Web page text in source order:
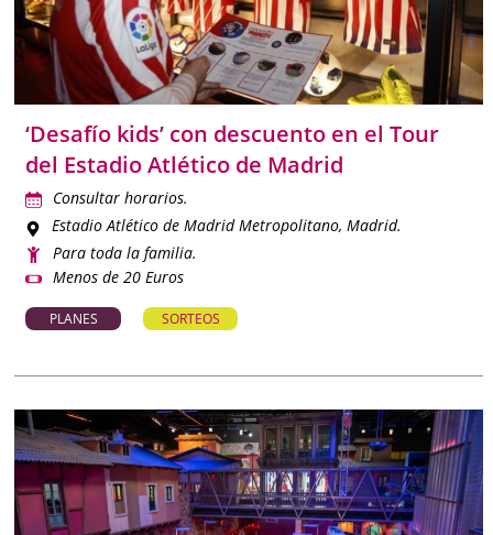
‘Desafío kids’ con descuento en el Tour
del Estadio Atlético de Madrid
Consultar horarios.
Estadio Atlético de Madrid Metropolitano, Madrid.
Para toda la familia.
Menos de 20 Euros
PLANES SORTEOS